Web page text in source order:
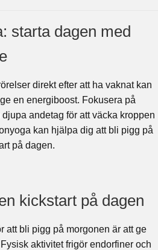
starta dagen med
direkt efter att ha vaknat kan
en energiboost. Fokusera på
andetag för att väcka kroppen
kan hjälpa dig att bli pigg på
på dagen.
kickstart på dagen
att bli pigg på morgonen är att ge
aktivitet frigör endorfiner och